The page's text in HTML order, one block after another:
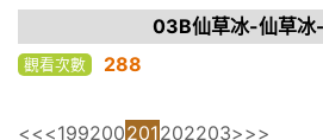
03B仙草冰-仙草冰
觀看次數 288
<<<199200201202203>>>